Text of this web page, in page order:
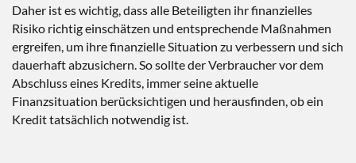
Daher ist es wichtig, dass alle Beteiligten ihr finanzielles
Risiko richtig einschätzen und entsprechende Maßnahmen
ergreifen, um ihre finanzielle Situation zu verbessern und sich
dauerhaft abzusichern. So sollte der Verbraucher vor dem
Abschluss eines Kredits, immer seine aktuelle
Finanzsituation berücksichtigen und herausfinden, ob ein
Kredit tatsächlich notwendig ist.